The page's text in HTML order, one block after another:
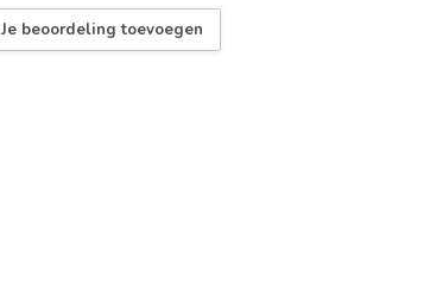
Je beoordeling toevoegen